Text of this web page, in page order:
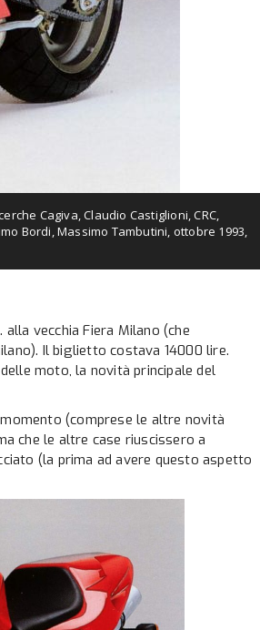
Cagiva,Claudio Castiglioni,CRC,
Bordi,Massimo Tambutini, ottobre 1993,
alla vecchia Fiera Milano (che
Il biglietto costava 14000 lire.
moto, la novità principale del
(comprese le altre novità
che le altre case riuscissero a
(la prima ad avere questo aspetto